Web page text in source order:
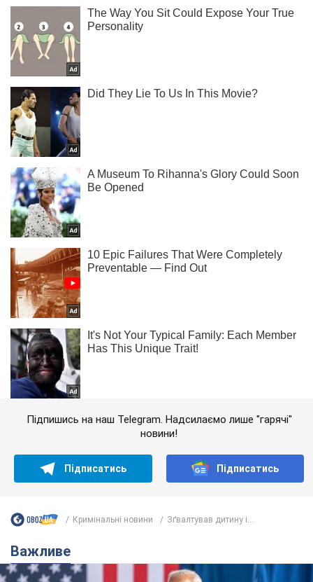
Підпишись на наш Telegram. Надсилаємо лише "гарячі"
новини!
Підписатись Підписатись
Кримінальні новини Зґвалтував дитину і...
Важливе